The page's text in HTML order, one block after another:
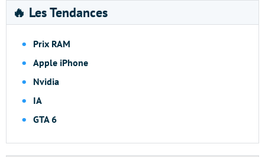
🔥 Les Tendances
Prix RAM
Apple iPhone
Nvidia
IA
GTA 6